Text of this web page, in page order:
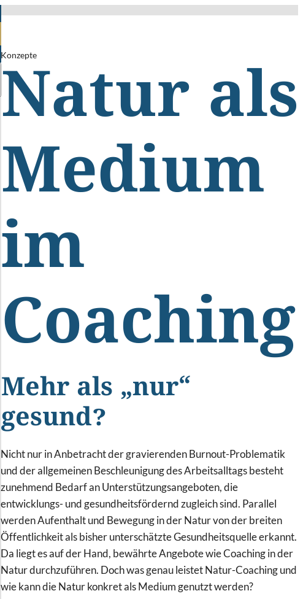
Konzepte
Natur als
Medium
im
Coaching
Mehr als „nur“
gesund?
Nicht nur in Anbetracht der gravierenden Burnout-Problematik
und der allgemeinen Beschleunigung des Arbeitsalltags besteht
zunehmend Bedarf an Unterstützungsangeboten, die
entwicklungs- und gesundheitsfördernd zugleich sind. Parallel
werden Aufenthalt und Bewegung in der Natur von der breiten
Öffentlichkeit als bisher unterschätzte Gesundheitsquelle erkannt.
Da liegt es auf der Hand, bewährte Angebote wie Coaching in der
Natur durchzuführen. Doch was genau leistet Natur-Coaching und
wie kann die Natur konkret als Medium genutzt werden?